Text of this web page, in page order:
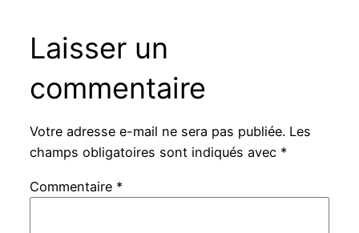
Laisser un
commentaire
Votre adresse e-mail ne sera pas publiée. Les
champs obligatoires sont indiqués avec *
Commentaire *